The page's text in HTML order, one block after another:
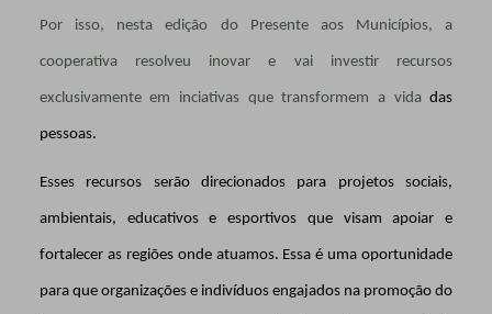
Por isso, nesta edição do Presente aos Municípios, a
cooperativa resolveu inovar e vai investir recursos
exclusivamente em inciativas que transformem a vidadas
pessoas.
Esses recursos serão direcionados para projetos sociais,
ambientais, educativos e esportivos que visam apoiar e
fortalecer as regiões onde atuamos. Essa é uma oportunidade
para que organizações e indivíduos engajados na promoção do